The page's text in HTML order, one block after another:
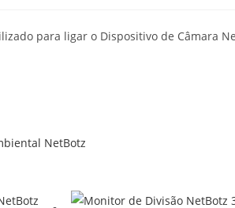
para ligar o Dispositivo de Câmara
NetBotz